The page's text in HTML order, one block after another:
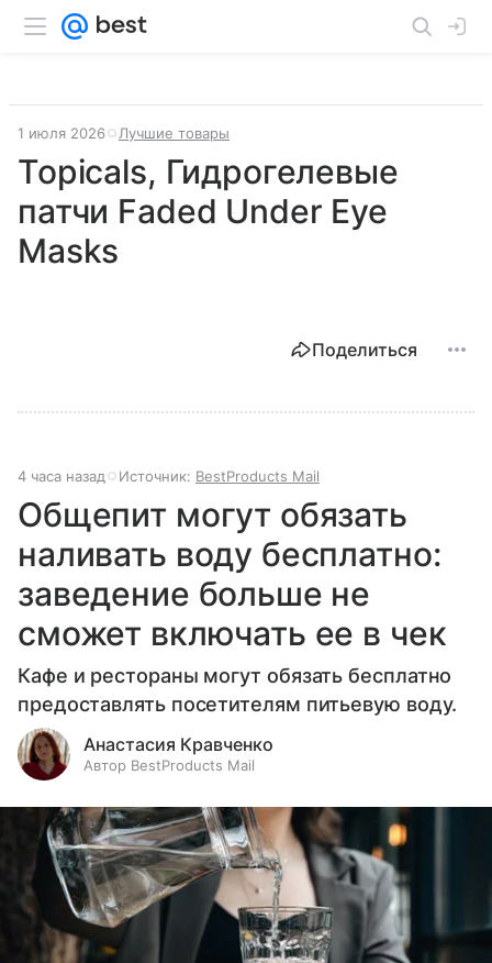
1 июля 2026 Лучшие товары
Topicals, Гидрогелевые
патчи Faded Under Eye
Masks
Поделиться
4 часа назад Источник: BestProducts Mail
Общепит могут обязать
наливать воду бесплатно:
заведение больше не
сможет включать ее в чек
Кафе и рестораны могут обязать бесплатно
предоставлять посетителям питьевую воду.
Анастасия Кравченко
Автор BestProducts Mail